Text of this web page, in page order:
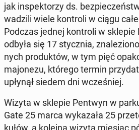
jak in­spek­to­rzy ds.
wa­dzi­li wiele kon­tro­li w ciągu
Podczas jednej kon­tro­li w sklepie
odbyła się 17 stycz­nia,
nych pro­duk­tów, w tym pięć
ma­jo­ne­zu, którego termin
upłynął siedem dni wcze­śniej.
Wizyta w sklepie Pentwyn w
Gate 25 marca wy­ka­za­ła 25
ku­łów, a kolejna wizyta miesiąc